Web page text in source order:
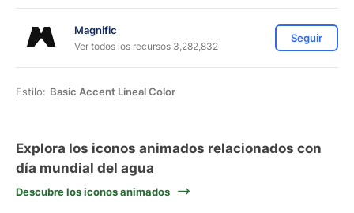
Magnific
Ver todos los recursos 3,282,832
Seguir
Estilo: Basic Accent Lineal Color
Explora los iconos animados relacionados con
día mundial del agua
Descubre los iconos animados